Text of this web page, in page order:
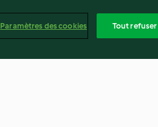
Paramètres des cookies Tout refuser